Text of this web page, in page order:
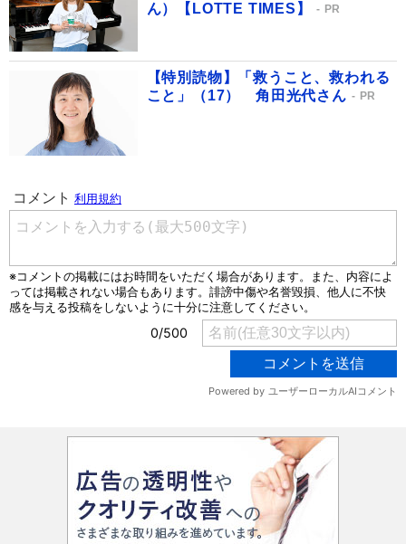
ん）【LOTTE TIMES】
PR
【特別読物】「救うこと、救われる
こと」（17） 角田光代さん
PR